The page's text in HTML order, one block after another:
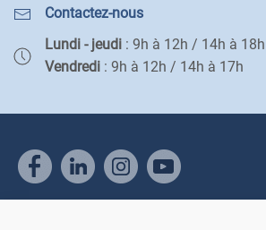
Contactez-nous
Lundi - jeudi : 9h à 12h / 14h à 18h
Vendredi : 9h à 12h / 14h à 17h